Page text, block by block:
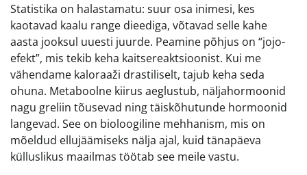
Statistika on halastamatu: suur osa inimesi, kes
kaotavad kaalu range dieediga, võtavad selle kahe
aasta jooksul uuesti juurde. Peamine põhjus on “jojo-
efekt”, mis tekib keha kaitsereaktsioonist. Kui me
vähendame kaloraaži drastiliselt, tajub keha seda
ohuna. Metaboolne kiirus aeglustub, näljahormoonid
nagu greliin tõusevad ning täiskõhutunde hormoonid
langevad. See on bioloogiline mehhanism, mis on
mõeldud ellujäämiseks nälja ajal, kuid tänapäeva
külluslikus maailmas töötab see meile vastu.